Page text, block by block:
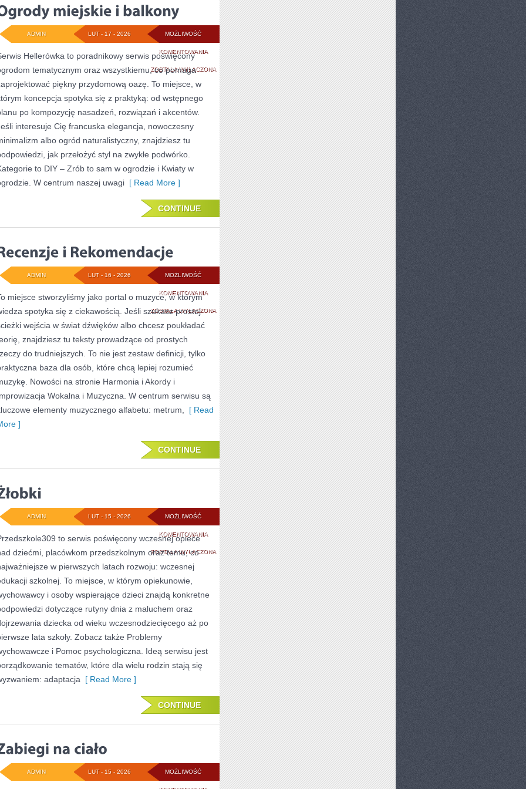
MOŻLIWOŚĆ
KOMENTOWANIAOGRODY
MIEJSKIE
BALKONY
ZOSTAŁA WYŁĄCZONA
LUT - 17 - 2026
ADMIN
Hellerówka to poradnikowy serwis poświęcony
tematycznym oraz wszystkiemu, co pomaga
piękny przydomową oazę. To miejsce, w
koncepcja spotyka się z praktyką: od wstępnego
po kompozycję nasadzeń, rozwiązań i akcentów.
interesuje Cię francuska elegancja, nowoczesny
albo ogród naturalistyczny, znajdziesz tu
jak przełożyć styl na zwykłe podwórko.
to DIY – Zrób to sam w ogrodzie i Kwiaty w
W centrum naszej uwagi [ Read More ]
CONTINUE
MOŻLIWOŚĆ
KOMENTOWANIARECENZJE
I
REKOMENDACJE
ZOSTAŁA WYŁĄCZONA
LUT - 16 - 2026
ADMIN
miejsce stworzyliśmy jako portal o muzyce, w którym
spotyka się z ciekawością. Jeśli szukasz prostej
wejścia w świat dźwięków albo chcesz poukładać
znajdziesz tu teksty prowadzące od prostych
do trudniejszych. To nie jest zestaw definicji, tylko
baza dla osób, które chcą lepiej rozumieć
Nowości na stronie Harmonia i Akordy i
Wokalna i Muzyczna. W centrum serwisu są
elementy muzycznego alfabetu: metrum,
[ Read
]
CONTINUE
MOŻLIWOŚĆ
KOMENTOWANIAŻŁOBKI
ZOSTAŁA WYŁĄCZONA
LUT - 15 - 2026
ADMIN
to serwis poświęcony wczesnej opiece
dziećmi, placówkom przedszkolnym oraz temu, co
w pierwszych latach rozwoju: wczesnej
szkolnej. To miejsce, w którym opiekunowie,
i osoby wspierające dzieci znajdą konkretne
dotyczące rutyny dnia z maluchem oraz
dziecka od wieku wczesnodziecięcego aż po
lata szkoły. Zobacz także Problemy
i Pomoc psychologiczna. Ideą serwisu jest
tematów, które dla wielu rodzin stają się
adaptacja [ Read More ]
CONTINUE
MOŻLIWOŚĆ
LUT - 15 - 2026
ADMIN